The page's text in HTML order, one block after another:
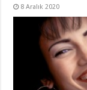
8 Aralık 2020